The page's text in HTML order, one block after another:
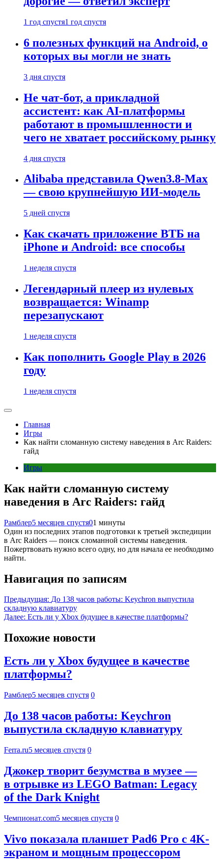
1 год спустя1 год спустя
6 полезных функций на Android, о
которых вы могли не знать
3 дня спустя
Не чат-бот, а прикладной
ассистент: как AI-платформы
работают в промышленности и
чего не хватает российскому рынку
4 дня спустя
Alibaba представила Qwen3.8-Max
— свою крупнейшую ИИ-модель
5 дней спустя
Как скачать приложение ВТБ на
iPhone и Android: все способы
1 неделя спустя
Легендарный плеер из нулевых
возвращается: Winamp
перезапускают
1 неделя спустя
Как пополнить Google Play в 2026
году
1 неделя спустя
Главная
Игры
Как найти сломанную систему наведения в Arc Raiders:
гайд
Игры
Как найти сломанную систему
наведения в Arc Raiders: гайд
Рамблер5 месяцев спустя01 минуты
Один из последних этапов подготовки к третьей экспедиции
в Arc Raiders — поиск сломанной системы наведения.
Пожертвовать нужно всего одну, но для начала ее необходимо
найти.
Навигация по записям
Предыдущая: До 138 часов работы: Keychron выпустила
складную клавиатуру
Далее: Есть ли у Xbox будущее в качестве платформы?
Похожие новости
Есть ли у Xbox будущее в качестве
платформы?
Рамблер5 месяцев спустя 0
До 138 часов работы: Keychron
выпустила складную клавиатуру
Ferra.ru5 месяцев спустя 0
Джокер творит безумства в музее —
в отрывке из LEGO Batman: Legacy
of the Dark Knight
Чемпионат.com5 месяцев спустя 0
Vivo показала планшет Pad6 Pro с 4K-
экраном и мощным процессором